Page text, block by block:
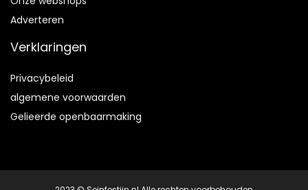
Adverteren
Verklaringen
Privacybeleid
algemene voorwaarden
Gelieerde openbaarmaking